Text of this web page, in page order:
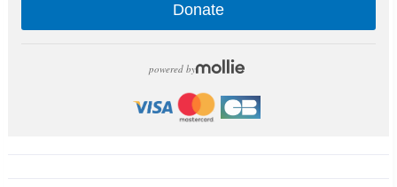
Donate
powered by